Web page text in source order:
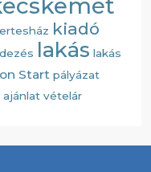
kiadó
lakás lakás
Start pályázat
ajánlat vételár